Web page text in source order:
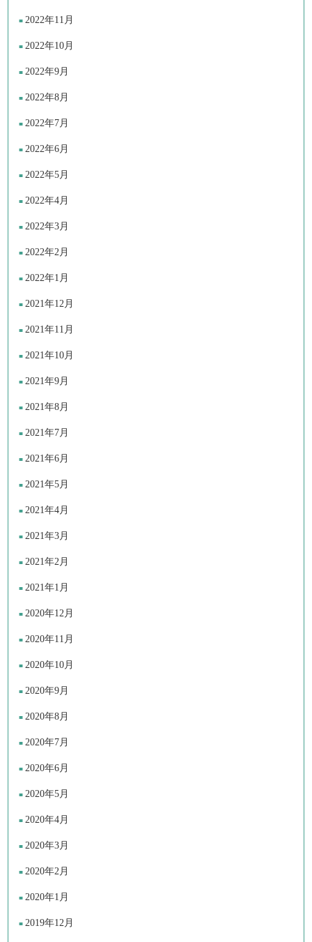
2022年11月
2022年10月
2022年9月
2022年8月
2022年7月
2022年6月
2022年5月
2022年4月
2022年3月
2022年2月
2022年1月
2021年12月
2021年11月
2021年10月
2021年9月
2021年8月
2021年7月
2021年6月
2021年5月
2021年4月
2021年3月
2021年2月
2021年1月
2020年12月
2020年11月
2020年10月
2020年9月
2020年8月
2020年7月
2020年6月
2020年5月
2020年4月
2020年3月
2020年2月
2020年1月
2019年12月